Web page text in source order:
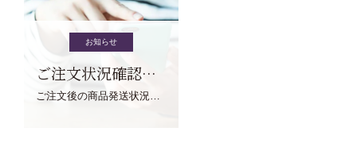
お知らせ
ご注文状況確認について